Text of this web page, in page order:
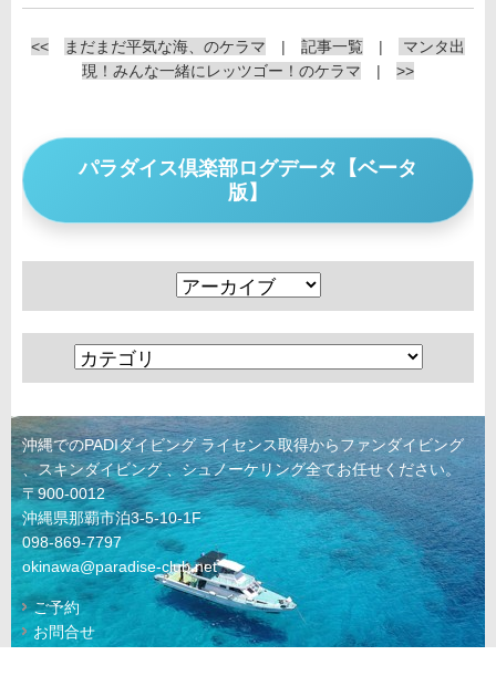
<< まだまだ平気な海、のケラマ | 記事一覧 |
マンタ出
現！みんな一緒にレッツゴー！のケラマ | >>
パラダイス倶楽部ログデータ【ベータ
版】
沖縄でのPADIダイビング ライセンス取得からファンダイビング
、スキンダイビング 、シュノーケリング全てお任せください。
〒900-0012
沖縄県那覇市泊3-5-10-1F
098-869-7797
okinawa@paradise-club.net
ご予約
お問合せ